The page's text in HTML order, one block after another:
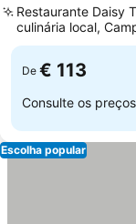
Restaurante Daisy
culinária local,
horizonte
De € 113
Consulte os
Escolha popular